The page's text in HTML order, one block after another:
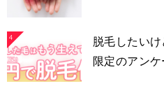
4
脱毛したい
限定のアンケ